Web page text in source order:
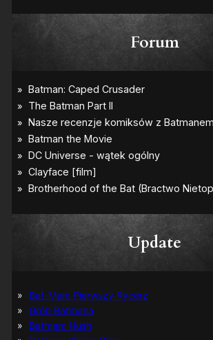
Forum
Update
Bat-Man: Pierwszy Rycerz
Grób Batmana
Batman: Hush